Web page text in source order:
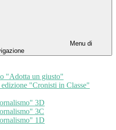
Menu di
"Adotta un giusto"
"Cronisti in Classe"
3D
3C
1D